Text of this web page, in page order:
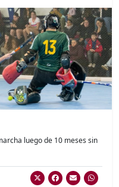
luego de 10 meses sin